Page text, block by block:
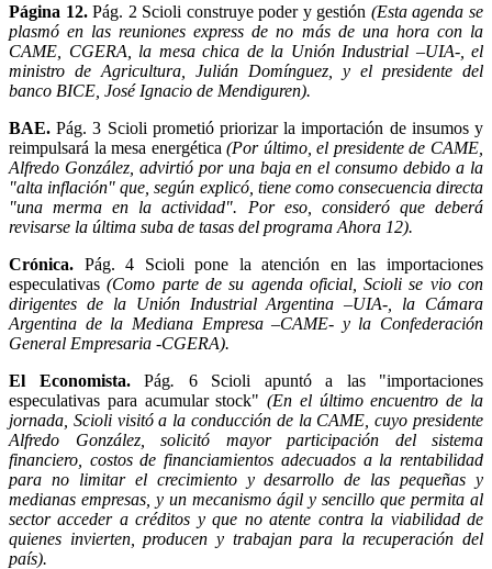
Página 12.Pág. 2 Scioli construye poder y gestión (Esta agenda se
plasmó en las reuniones express de no más de una hora con la
CAME, CGERA, la mesa chica de la Unión Industrial –UIA-, el
ministro de Agricultura, Julián Domínguez, y el presidente del
banco BICE, José Ignacio de Mendiguren).
BAE. Pág. 3 Scioli prometió priorizar la importación de insumos y
reimpulsará la mesa energética(Por último, el presidente de CAME,
Alfredo González, advirtió por una baja en el consumo debido a la
"alta inflación" que, según explicó, tiene como consecuencia directa
"una merma en la actividad". Por eso, consideró que deberá
revisarse la última suba de tasas del programa Ahora 12).
Crónica. Pág. 4 Scioli pone la atención en las importaciones
especulativas(Como parte de su agenda oficial, Scioli se vio con
dirigentes de la Unión Industrial Argentina –UIA-, la Cámara
Argentina de la Mediana Empresa –CAME- y la Confederación
General Empresaria -CGERA).
El Economista. Pág. 6 Scioli apuntó a las "importaciones
especulativas para acumular stock"(En el último encuentro de la
jornada, Scioli visitó a la conducción de la CAME, cuyo presidente
Alfredo González, solicitó mayor participación del sistema
financiero, costos de financiamientos adecuados a la rentabilidad
para no limitar el crecimiento y desarrollo de las pequeñas y
medianas empresas, y un mecanismo ágil y sencillo que permita al
sector acceder a créditos y que no atente contra la viabilidad de
quienes invierten, producen y trabajan para la recuperación del
país).